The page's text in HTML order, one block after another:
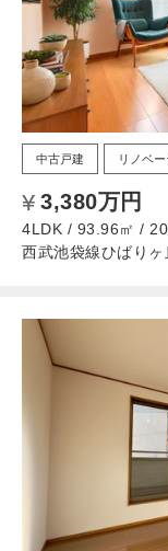
中古戸建 リノベ
3,380万円
4LDK / 93.96㎡ /
西武池袋線ひばり